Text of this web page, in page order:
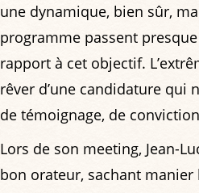
une dynamique, bien sûr,
programme passent
rapport à cet objectif.
rêver d’une candidature qui
de témoignage, de
Lors de son meeting, Jean-
bon orateur, sachant manier